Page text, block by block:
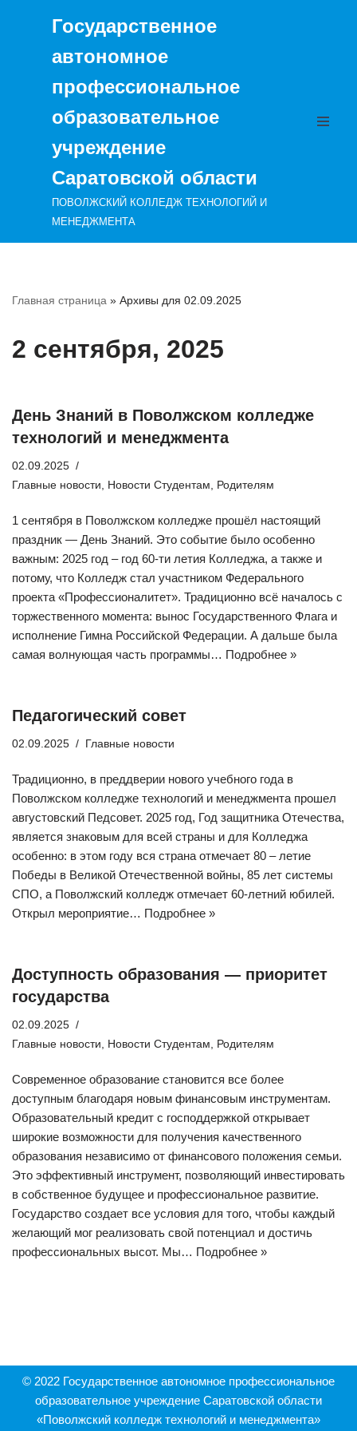
содержимому
Государственное
автономное
профессиональное
образовательное
учреждение
Саратовской области
ПОВОЛЖСКИЙ КОЛЛЕДЖ ТЕХНОЛОГИЙ И
МЕНЕДЖМЕНТА
Главная страница » Архивы для 02.09.2025
2 сентября, 2025
День Знаний в Поволжском колледже
технологий и менеджмента
02.09.2025
Главные новости, Новости Студентам, Родителям
1 сентября в Поволжском колледже прошёл настоящий
праздник — День Знаний. Это событие было особенно
важным: 2025 год – год 60-ти летия Колледжа, а также и
потому, что Колледж стал участником Федерального
проекта «Профессионалитет». Традиционно всё началось с
торжественного момента: вынос Государственного Флага и
исполнение Гимна Российской Федерации. А дальше была
самая волнующая часть программы… Подробнее »
Педагогический совет
02.09.2025 Главные новости
Традиционно, в преддверии нового учебного года в
Поволжском колледже технологий и менеджмента прошел
августовский Педсовет. 2025 год, Год защитника Отечества,
является знаковым для всей страны и для Колледжа
особенно: в этом году вся страна отмечает 80 – летие
Победы в Великой Отечественной войны, 85 лет системы
СПО, а Поволжский колледж отмечает 60-летний юбилей.
Открыл мероприятие… Подробнее »
Доступность образования — приоритет
государства
02.09.2025
Главные новости, Новости Студентам, Родителям
Современное образование становится все более
доступным благодаря новым финансовым инструментам.
Образовательный кредит с господдержкой открывает
широкие возможности для получения качественного
образования независимо от финансового положения семьи.
Это эффективный инструмент, позволяющий инвестировать
в собственное будущее и профессиональное развитие.
Государство создает все условия для того, чтобы каждый
желающий мог реализовать свой потенциал и достичь
профессиональных высот. Мы… Подробнее »
© 2022 Государственное автономное профессиональное
образовательное учреждение Саратовской области
«Поволжский колледж технологий и менеджмента»